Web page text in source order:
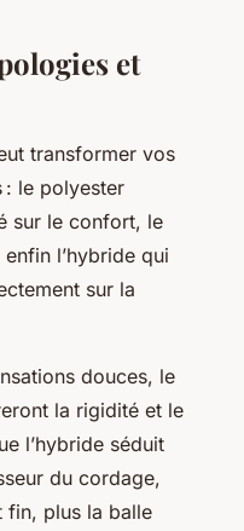
et
transformer vos
: le polyester
sur le confort, le
l’hybride qui
sur la
douces, le
la rigidité et le
l’hybride séduit
du cordage,
fin, plus la balle